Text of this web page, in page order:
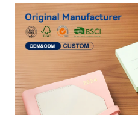
リソース